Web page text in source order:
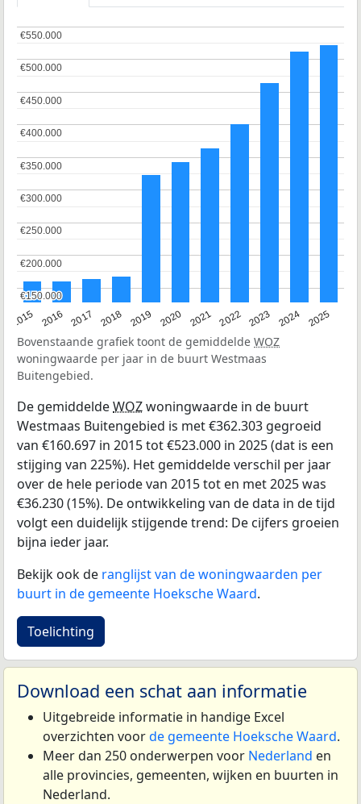
2015 2016 2017 2018 2019 2020 2021 2022 2023 2024 2025
€150.000
€150.000
€200.000
€200.000
€250.000
€250.000
€300.000
€300.000
€350.000
€350.000
€400.000
€400.000
€450.000
€450.000
€500.000
€500.000
€550.000
€550.000
Bovenstaande grafiek toont de gemiddelde WOZ
woningwaarde per jaar in de buurt Westmaas
Buitengebied.
De gemiddeldeWOZwoningwaarde in de buurt
Westmaas Buitengebied is met €362.303 gegroeid
van €160.697 in 2015 tot €523.000 in 2025 (dat is een
stijging van 225%). Het gemiddelde verschil per jaar
over de hele periode van 2015 tot en met 2025 was
€36.230 (15%). De ontwikkeling van de data in de tijd
volgt een duidelijk stijgende trend: De cijfers groeien
bijna ieder jaar.
Bekijk ook de ranglijst van de woningwaarden per
buurt in de gemeente Hoeksche Waard.
Toelichting
Download een schat aan informatie
Uitgebreide informatie in handige Excel
overzichten voorde gemeente Hoeksche Waard.
Meer dan 250 onderwerpen voor Nederland en
alle provincies, gemeenten, wijken en buurten in
Nederland.